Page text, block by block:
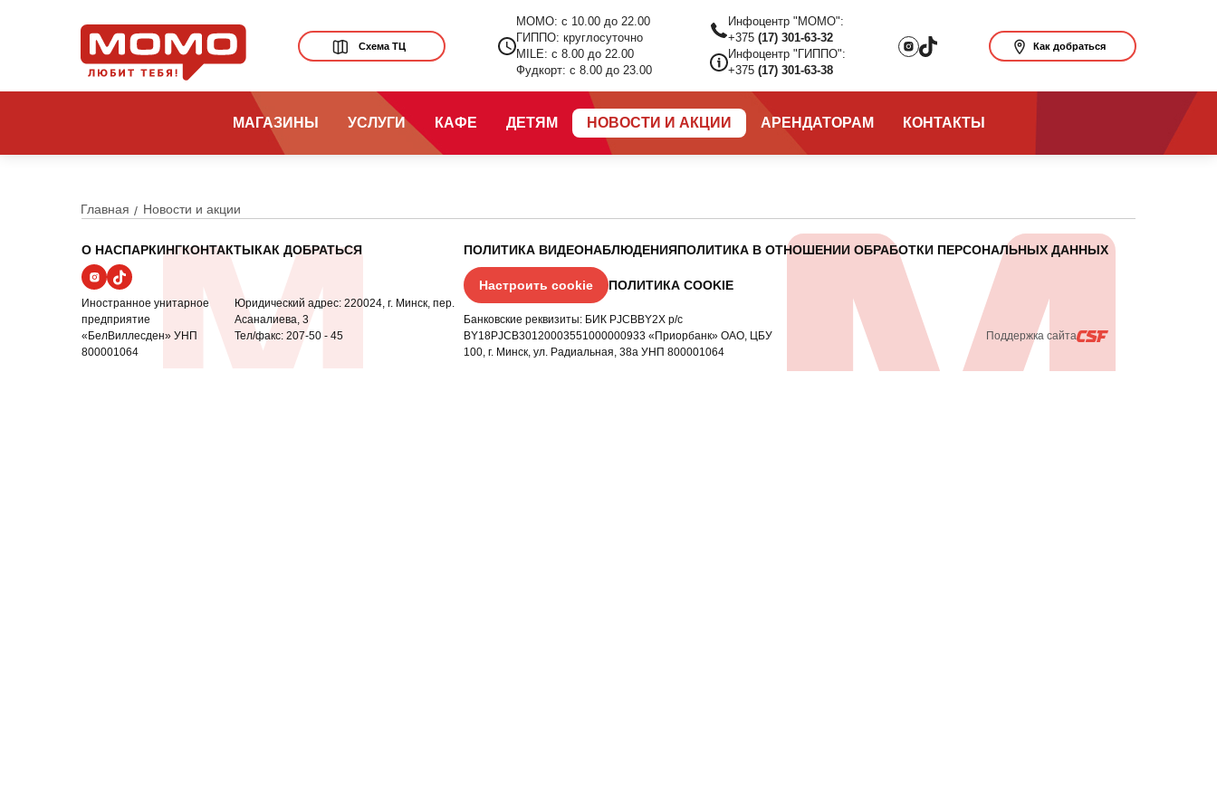
МАГАЗИНЫ УСЛУГИ КАФЕ ДЕТЯМ НОВОСТИ И АКЦИИ АРЕНДАТОРАМ КОНТАКТЫ
Схема ТЦ
МОМО: с 10.00 до 22.00
ГИППО: круглосуточно
MILE: с 8.00 до 22.00
Фудкорт: с 8.00 до 23.00
Инфоцентр "МОМО":
+375(17) 301-63-32
Инфоцентр "ГИППО":
+375(17) 301-63-38
Как добраться
Главная Новости и акции
О НАСПАРКИНГКОНТАКТЫКАК ДОБРАТЬСЯ
Иностранное унитарное
предприятие
«БелВиллесден» УНП
800001064
Юридический адрес: 220024, г. Минск, пер.
Асаналиева, 3
Тел/факс: 207-50 - 45
ПОЛИТИКА ВИДЕОНАБЛЮДЕНИЯПОЛИТИКА В ОТНОШЕНИИ ОБРАБОТКИ ПЕРСОНАЛЬНЫХ ДАННЫХ
Настроить cookie ПОЛИТИКА COOKIE
Банковские реквизиты: БИК PJCBBY2X р/с
BY18PJCB30120003551000000933 «Приорбанк» ОАО, ЦБУ
100, г. Минск, ул. Радиальная, 38а УНП 800001064
Поддержка сайта